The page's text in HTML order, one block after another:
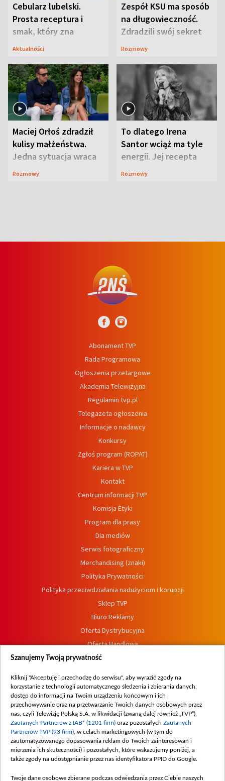
Cebularz lubelski.
Prosta receptura i
smak, który zna
Lubelszczyzna
Aktualności
Zespół KSU ma sposób
na długowieczność.
Zdradzili swój sekret
Rozmowy
Maciej Orłoś zdradził
kulisy małżeństwa.
Jedna sytuacja wraca
jak bumerang
Rozmowy
To dlatego Irena
Santor wciąż ma tyle
energii. Jej recepta
jest zaskakująco
Rozmowy
Abonament TVP
Rada Programowa
Ogłoszenia przetargowe
Akademia Telewizyjna
Regulamin tvp.pl
Telegazeta ogłoszenia
Informacje o nadawcy
Konkursy
Zgłoś program (ROPAT)
Kariera w TVP
Kontakt
Centrum informacji TVP
Komisja Etyki
Program dla prasy
Dla mediów
Serwis fotograficzny
Merchandising (znaki)
Polityka Prywatności
Polityka przeciwdziałania nadużyciom i korupcji
Sklep TVP
Biuro Reklamy
Oferta Dystrybucyjna
Oferta Handlowa
Dostępność
Procedura zgłoszeń wewnętrznych
Szanujemy Twoją prywatność
Kliknij "Akceptuję i przechodzę do serwisu", aby wyrazić zgody na
korzystanie z technologii automatycznego śledzenia i zbierania danych,
dostęp do informacji na Twoim urządzeniu końcowym i ich
przechowywanie oraz na przetwarzanie Twoich danych osobowych przez
nas, czyli Telewizję Polską S.A. w likwidacji (zwaną dalej również „TVP”),
Zaufanych Partnerów z IAB* (1201 firm) oraz pozostałych Zaufanych
Partnerów TVP (93 firm) , w celach marketingowych (w tym do
zautomatyzowanego dopasowania reklam do Twoich zainteresowań i
mierzenia ich skuteczności) i pozostałych, które wskazujemy poniżej, a
także zgody na udostępnianie przez nas identyfikatora PPID do Google.
Twoje dane osobowe zbierane podczas odwiedzania przez Ciebie naszych